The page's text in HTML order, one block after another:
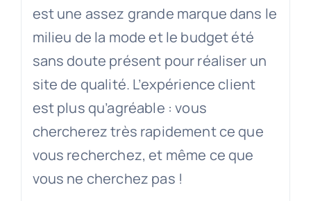
est une assez grande marque dans le
milieu de la mode et le budget été
sans doute présent pour réaliser un
site de qualité. L’expérience client
est plus qu’agréable : vous
chercherez très rapidement ce que
vous recherchez, et même ce que
vous ne cherchez pas !